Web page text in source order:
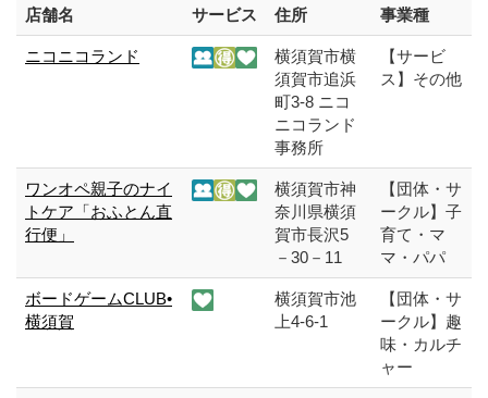
店舗名 サービス 住所 事業種
ニコニコランド
横須賀市横
須賀市追浜
町3-8 ニコ
ニコランド
事務所
【サービ
ス】その他
ワンオペ親子のナイ
トケア「おふとん直
行便」
横須賀市神
奈川県横須
賀市長沢5
－30－11
【団体・サ
ークル】子
育て・マ
マ・パパ
ボードゲームCLUB•
横須賀
横須賀市池
上4-6-1
【団体・サ
ークル】趣
味・カルチ
ャー